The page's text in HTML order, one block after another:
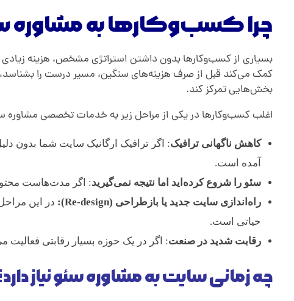
چرا کسب‌وکارها به مشاوره سئو
بسیاری از کسب‌وکارها بدون داشتن استراتژی مشخص، هزینه زیادی
کمک می‌کند قبل از صرف هزینه‌های سنگین، مسیر درست را بشناسد،
بخش‌هایی تمرکز کند.
اغلب کسب‌وکارها در یکی از مراحل زیر به خدمات تخصصی مشاوره
کاهش ناگهانی ترافیک: اگر ترافیک ارگانیک سایت شما بدون
آمده است.
سئو را شروع کرده‌اید اما نتیجه نمی‌گیرید: اگر مدت‌هاست محتوا
راه‌اندازی سایت جدید یا بازطراحی (Re-design):
در این
حیاتی است.
رقابت شدید در صنعت: اگر در یک حوزه بسیار رقابتی فعالیت
چه زمانی سایت به مشاوره سئو نیاز